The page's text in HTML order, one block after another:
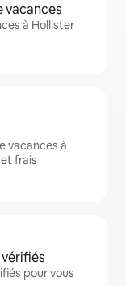
vacances
à Hollister
vacances à
frais
pour vous